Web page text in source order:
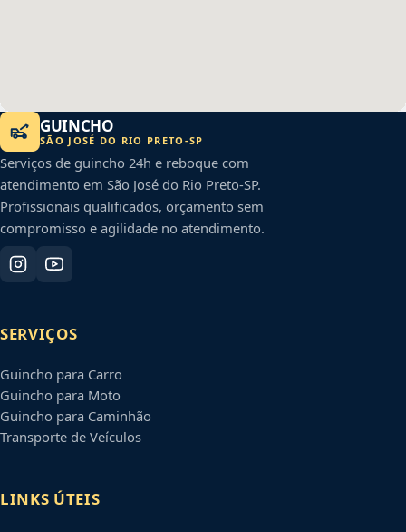
GUINCHO
SÃO JOSÉ DO RIO PRETO -SP
Serviços de guincho 24h e reboque com
atendimento em São José do Rio Preto-SP.
Profissionais qualificados, orçamento sem
compromisso e agilidade no atendimento.
SERVIÇOS
Guincho para Carro
Guincho para Moto
Guincho para Caminhão
Transporte de Veículos
LINKS ÚTEIS